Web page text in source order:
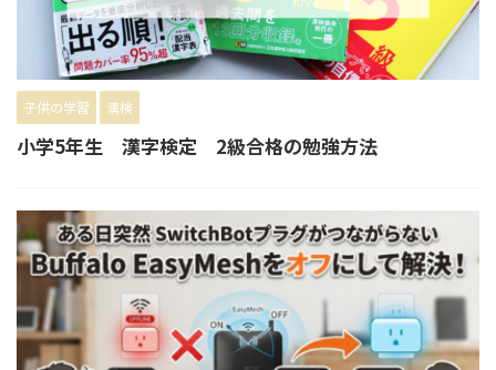
子供の学習 漢検
小学5年生 漢字検定 2級合格の勉強方法